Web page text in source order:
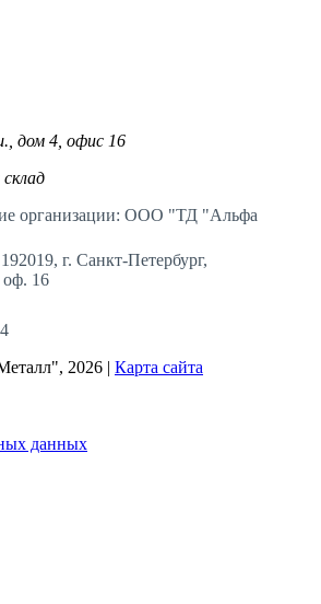
дом 4, офис 16
организации: ООО "ТД "Альфа
г. Санкт-Петербург,
оф. 16
2026 | Карта сайта
данных